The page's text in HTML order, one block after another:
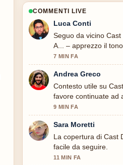
COMMENTI LIVE
Luca Conti
Seguo da vicino
A... – apprezzo il
7 MIN FA
Andrea Greco
Contesto utile su
favore continuate ad
9 MIN FA
Sara Moretti
La copertura di Cast
facile da seguire.
11 MIN FA